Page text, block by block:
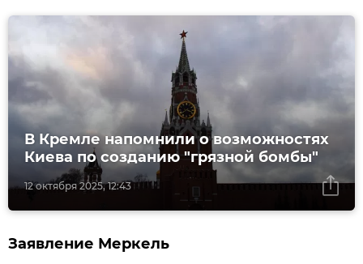
12 октября 2025, 12:43
В Кремле напомнили о возможностях
Киева по созданию "грязной бомбы"
Заявление Меркель